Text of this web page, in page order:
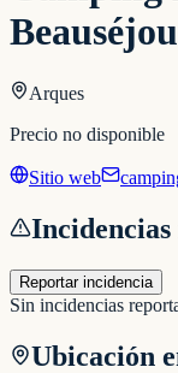
Arques
Precio no disponible
Sitio web
Incidencias
Reportar incidencia
Sin incidencias
Ubicación